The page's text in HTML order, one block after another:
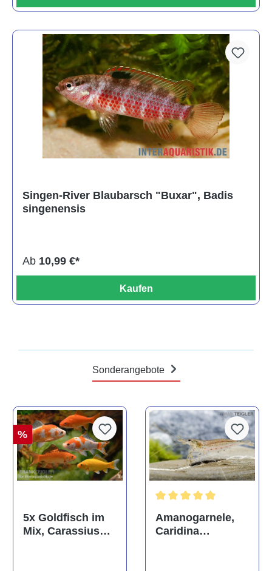
Singen-River Blaubarsch "Buxar", Badis
singenensis
Ab 10,99 €*
Kaufen
Sonderangebote
%
5x Goldfisch im
Mix, Carassius
Amanogarnele,
Caridina